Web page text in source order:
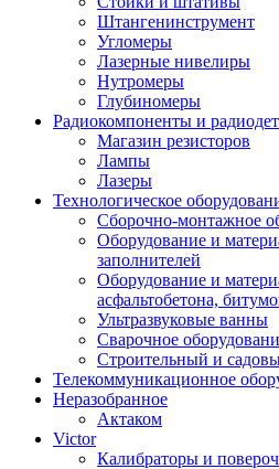
Штангенинструмент
Угломеры
Лазерные нивелиры
Нутромеры
Глубиномеры
Радиокомпоненты и
Магазин резисторов
Лампы
Лазеры
Технологическое
Сборочно-монтажное
Оборудование и
заполнителей
Оборудование и
асфальтобетона,
Ультразвуковые ванны
Сварочное
Строительный и
Телекоммуникационное
Неразобранное
Актаком
Victor
Калибраторы и